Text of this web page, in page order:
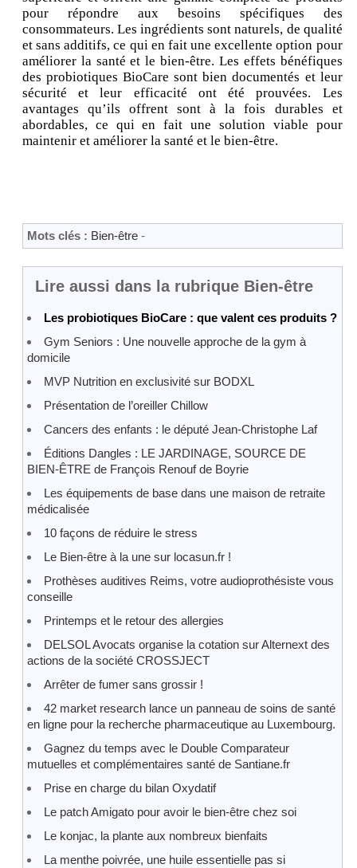
pour répondre aux besoins spécifiques des
consommateurs. Les ingrédients sont naturels, de qualité
et sans additifs, ce qui en fait une excellente option pour
améliorer la santé et le bien-être. Les effets bénéfiques
des probiotiques BioCare sont bien documentés et leur
sécurité et leur efficacité ont été prouvées. Les
avantages qu’ils offrent sont à la fois durables et
abordables, ce qui en fait une solution viable pour
maintenir et améliorer la santé et le bien-être.
Mots clés : Bien-être -
Lire aussi dans la rubrique Bien-être
Les probiotiques BioCare : que valent ces produits ?
Gym Seniors : Une nouvelle approche de la gym à
domicile
MVP Nutrition en exclusivité sur BODXL
Présentation de l’oreiller Chillow
Cancers des enfants : le député Jean-Christophe Laf
Éditions Dangles : LE JARDINAGE, SOURCE DE
BIEN-ÊTRE de François Renouf de Boyrie
Les équipements de base dans une maison de retraite
médicalisée
10 façons de réduire le stress
Le Bien-être à la une sur locasun.fr !
Prothèses auditives Reims, votre audioprothésiste vous
conseille
Printemps et le retour des allergies
DELSOL Avocats organise la cotation sur Alternext des
actions de la société CROSSJECT
Arrêter de fumer sans grossir !
42 market research lance un panneau de soins de santé
en ligne pour la recherche pharmaceutique au Luxembourg.
Gagnez du temps avec le Double Comparateur
mutuelles et complémentaires santé de Santiane.fr
Prise en charge du bilan Oxydatif
Le patch Amigato pour avoir le bien-être chez soi
Le konjac, la plante aux nombreux bienfaits
La menthe poivrée, une huile essentielle pas si